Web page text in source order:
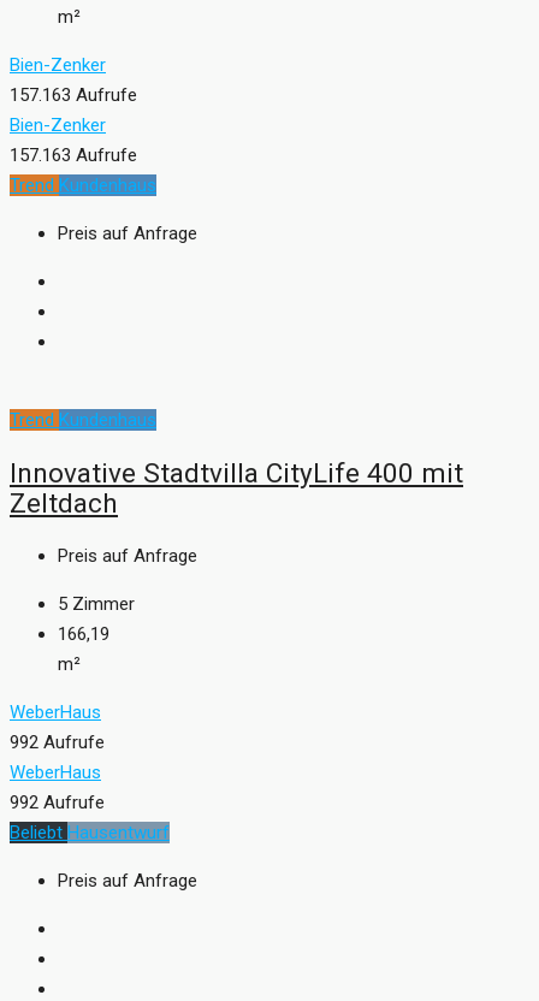
m²
Bien-Zenker
157.163 Aufrufe
Bien-Zenker
157.163 Aufrufe
Trend Kundenhaus
Preis auf Anfrage
Trend Kundenhaus
Innovative Stadtvilla CityLife 400 mit
Zeltdach
Preis auf Anfrage
5 Zimmer
166,19
m²
WeberHaus
992 Aufrufe
WeberHaus
992 Aufrufe
Beliebt Hausentwurf
Preis auf Anfrage